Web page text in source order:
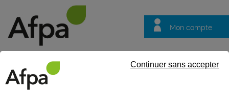
Mon compte
questions
Continuer sans accepter